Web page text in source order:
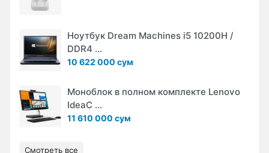
Ноутбук Dream Machines i5 10200H /
DDR4 ...
10 622 000 сум
Моноблок в полном комплекте Lenovo
IdeaC ...
11 610 000 сум
Смотреть все